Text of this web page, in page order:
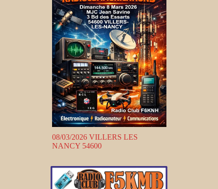
08/03/2026 VILLERS LES
NANCY 54600